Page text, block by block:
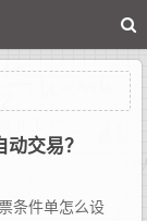
交易？
条件单怎么设